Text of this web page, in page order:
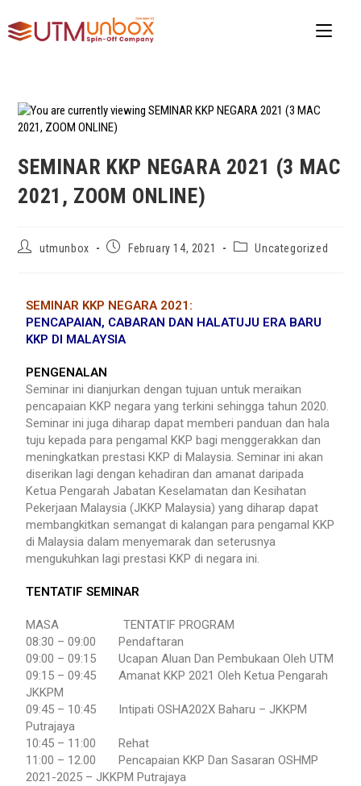
SEMINAR KKP NEGARA 2021 (3 MAC
2021, ZOOM ONLINE)
utmunbox February 14, 2021 Uncategorized
SEMINAR KKP NEGARA 2021:
PENCAPAIAN, CABARAN DAN HALATUJU ERA BARU
KKP DI MALAYSIA
PENGENALAN
Seminar ini dianjurkan dengan tujuan untuk meraikan
pencapaian KKP negara yang terkini sehingga tahun 2020.
Seminar ini juga diharap dapat memberi panduan dan hala
tuju kepada para pengamal KKP bagi menggerakkan dan
meningkatkan prestasi KKP di Malaysia. Seminar ini akan
diserikan lagi dengan kehadiran dan amanat daripada
Ketua Pengarah Jabatan Keselamatan dan Kesihatan
Pekerjaan Malaysia (JKKP Malaysia) yang diharap dapat
membangkitkan semangat di kalangan para pengamal KKP
di Malaysia dalam menyemarak dan seterusnya
mengukuhkan lagi prestasi KKP di negara ini.
TENTATIF SEMINAR
MASA TENTATIF PROGRAM
08:30 – 09:00 Pendaftaran
09:00 – 09:15 Ucapan Aluan Dan Pembukaan Oleh UTM
09:15 – 09:45 Amanat KKP 2021 Oleh Ketua Pengarah
JKKPM
09:45 – 10:45 Intipati OSHA202X Baharu – JKKPM
Putrajaya
10:45 – 11:00 Rehat
11:00 – 12.00 Pencapaian KKP Dan Sasaran OSHMP
2021-2025 – JKKPM Putrajaya